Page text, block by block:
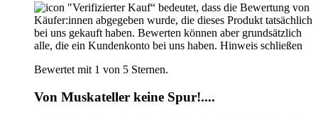
"Verifizierter Kauf“ bedeutet, dass die Bewertung von
Käufer:innen abgegeben wurde, die dieses Produkt tatsächlich
bei uns gekauft haben. Bewerten können aber grundsätzlich
alle, die ein Kundenkonto bei uns haben. Hinweis schließen
Bewertet mit 1 von 5 Sternen.
Von Muskateller keine Spur!....